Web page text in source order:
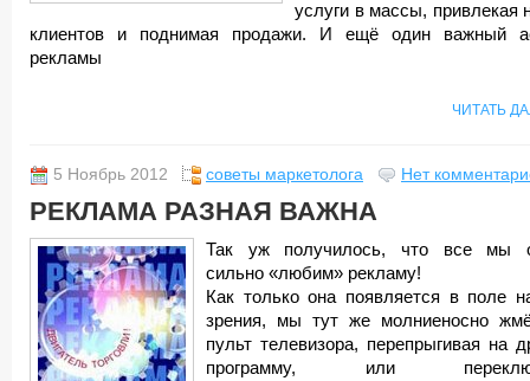
услуги в массы, привлекая
клиентов и поднимая продажи. И ещё один важный
рекламы
ЧИТАТЬ
5 Ноябрь 2012 советы маркетолога Нет
РЕКЛАМА РАЗНАЯ ВАЖНА
Так уж получилось, что все мы
сильно «любим» рекламу!
Как только она появляется в поле
зрения, мы тут же молниеносно
пульт телевизора, перепрыгивая на
программу, или